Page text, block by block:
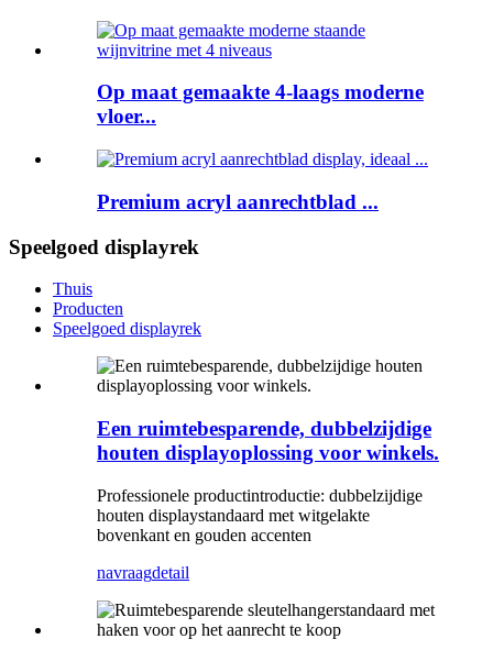
Op maat gemaakte 4-laags moderne
vloer...
Premium acryl aanrechtblad ...
Speelgoed displayrek
Thuis
Producten
Speelgoed displayrek
Een ruimtebesparende, dubbelzijdige
houten displayoplossing voor winkels.
Professionele productintroductie: dubbelzijdige
houten displaystandaard met witgelakte
bovenkant en gouden accenten
navraagdetail